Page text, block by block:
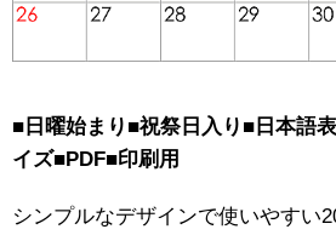
■日曜始まり■祝祭日入り■日本語
イズ■PDF■印刷用
シンプルなデザインで使いやすい